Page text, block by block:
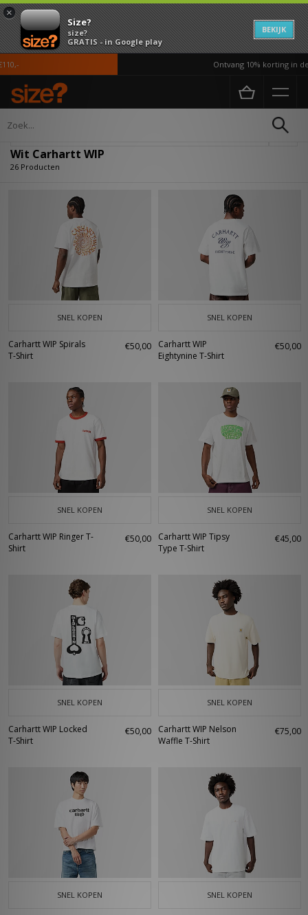
×
Size?
size?
GRATIS - in Google play
BEKIJK
Ontvang 10% korting in de
Home Wit Carhartt WIP
Wit Carhartt WIP
26 Producten
SNEL KOPEN
Carhartt WIP Spirals
T-Shirt
€50,00
SNEL KOPEN
Carhartt WIP
Eightynine T-Shirt
€50,00
SNEL KOPEN
Carhartt WIP Ringer T-
Shirt
€50,00
SNEL KOPEN
Carhartt WIP Tipsy
Type T-Shirt
€45,00
SNEL KOPEN
Carhartt WIP Locked
T-Shirt
€50,00
SNEL KOPEN
Carhartt WIP Nelson
Waffle T-Shirt
€75,00
SNEL KOPEN SNEL KOPEN